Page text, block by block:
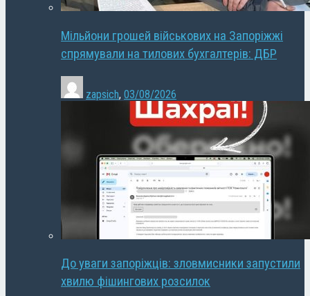
Мільйони грошей військових на Запоріжжі
спрямували на тилових бухгалтерів: ДБР
zapsich, 03/08/2026
До уваги запоріжців: зловмисники запустили
хвилю фішингових розсилок